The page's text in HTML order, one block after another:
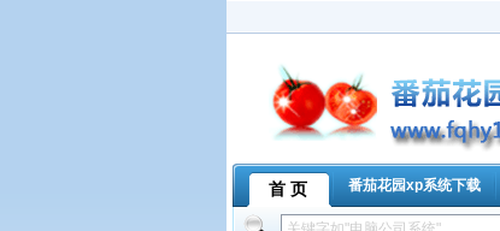
首 页 番茄花园xp系统下载